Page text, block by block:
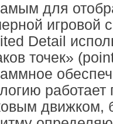
для
игровой
Detail
точек»
движком,